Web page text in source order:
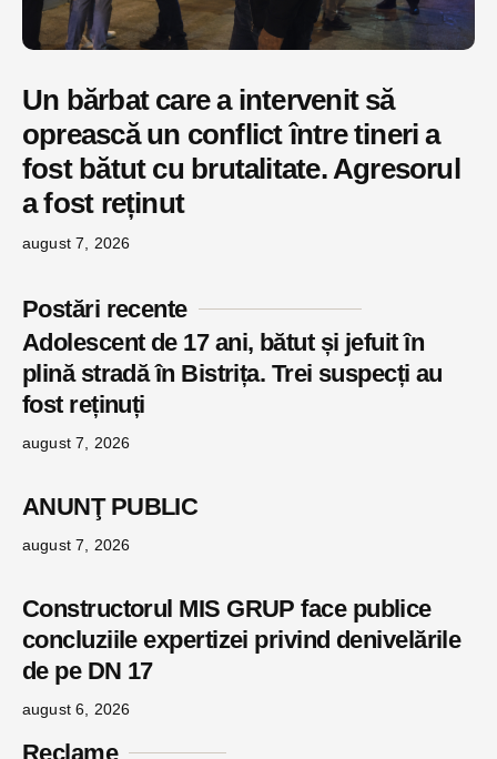
Un bărbat care a intervenit să
oprească un conflict între tineri a
fost bătut cu brutalitate. Agresorul
a fost reținut
august 7, 2026
Postări recente
Adolescent de 17 ani, bătut și jefuit în
plină stradă în Bistrița. Trei suspecți au
fost reținuți
august 7, 2026
ANUNŢ PUBLIC
august 7, 2026
Constructorul MIS GRUP face publice
concluziile expertizei privind denivelările
de pe DN 17
august 6, 2026
Reclame